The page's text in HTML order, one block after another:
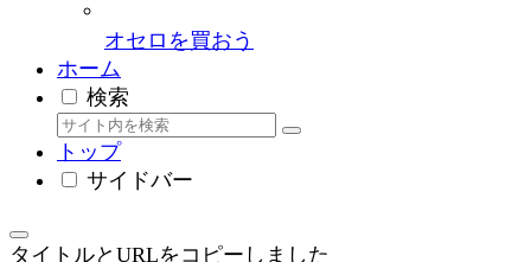
オセロを買おう
ホーム
検索
トップ
サイドバー
タイトルとURLをコピーしました